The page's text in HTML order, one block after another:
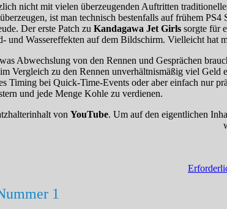
nicht mit vielen überzeugenden Auftritten
ist man technisch bestenfalls auf frühem
Der erste Patch zu Kandagawa Jet Girls sorgte für
und Wassereffekten auf dem Bildschirm. Vielleicht hat
Abwechslung von den Rennen und Gesprächen
Vergleich zu den Rennen unverhältnismäßig viel
Timing bei Quick-Time-Events oder aber einfach nur
und jede Menge Kohle zu verdienen.
von YouTube. Um auf den eigentlichen
1